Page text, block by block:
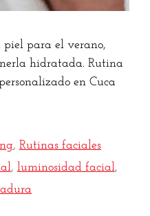
piel para el verano,
hidratada. Rutina
en Cuca
, Rutinas faciales
, luminosidad facial,